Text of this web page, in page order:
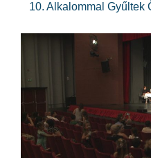
10. Alkalommal Gyűltek